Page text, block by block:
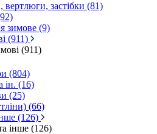
вертлюги, застібки (81)
зимове (9)
(911)
(911)
(804)
ін. (16)
(25)
(66)
(126)
інше (126)